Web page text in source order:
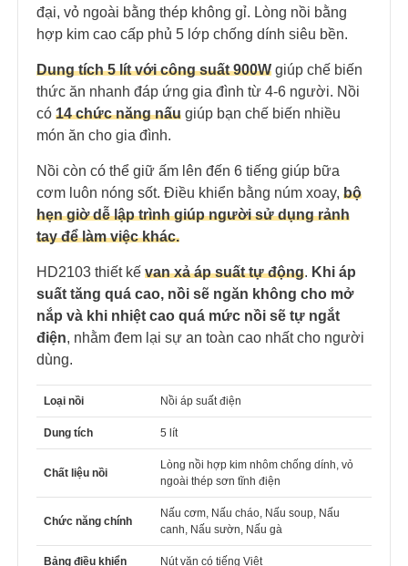
đại, vỏ ngoài bằng thép không gỉ. Lòng nồi bằng
hợp kim cao cấp phủ 5 lớp chống dính siêu bền.
Dung tích 5 lít với công suất 900W giúp chế biến
thức ăn nhanh đáp ứng gia đình từ 4-6 người. Nồi
có 14 chức năng nấu giúp bạn chế biến nhiều
món ăn cho gia đình.
Nồi còn có thể giữ ấm lên đến 6 tiếng giúp bữa
cơm luôn nóng sốt. Điều khiển bằng núm xoay, bộ
hẹn giờ dễ lập trình giúp người sử dụng rảnh
tay để làm việc khác.
HD2103 thiết kế van xả áp suất tự động. Khi áp
suất tăng quá cao, nồi sẽ ngăn không cho mở
nắp và khi nhiệt cao quá mức nồi sẽ tự ngắt
điện, nhằm đem lại sự an toàn cao nhất cho người
dùng.
Loại nồi Nồi áp suất điện
Dung tích 5 lít
Chất liệu nồi
Lòng nồi hợp kim nhôm chống dính, vỏ
ngoài thép sơn tĩnh điện
Chức năng chính
Nấu cơm, Nấu cháo, Nấu soup, Nấu
canh, Nấu sườn, Nấu gà
Bảng điều khiển Nút vặn có tiếng Việt